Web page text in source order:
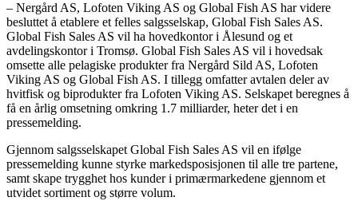
– Nergård AS, Lofoten Viking AS og Global Fish AS har videre
besluttet å etablere et felles salgsselskap, Global Fish Sales AS.
Global Fish Sales AS vil ha hovedkontor i Ålesund og et
avdelingskontor i Tromsø. Global Fish Sales AS vil i hovedsak
omsette alle pelagiske produkter fra Nergård Sild AS, Lofoten
Viking AS og Global Fish AS. I tillegg omfatter avtalen deler av
hvitfisk og biprodukter fra Lofoten Viking AS. Selskapet beregnes å
få en årlig omsetning omkring 1.7 milliarder, heter det i en
pressemelding.
Gjennom salgsselskapet Global Fish Sales AS vil en ifølge
pressemelding kunne styrke markedsposisjonen til alle tre partene,
samt skape trygghet hos kunder i primærmarkedene gjennom et
utvidet sortiment og større volum.